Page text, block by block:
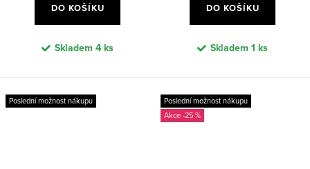
DO KOŠÍKU
Skladem 4 ks
DO KOŠÍKU
Skladem 1 ks
Poslední možnost nákupu
Poslední možnost nákupu
-25 %